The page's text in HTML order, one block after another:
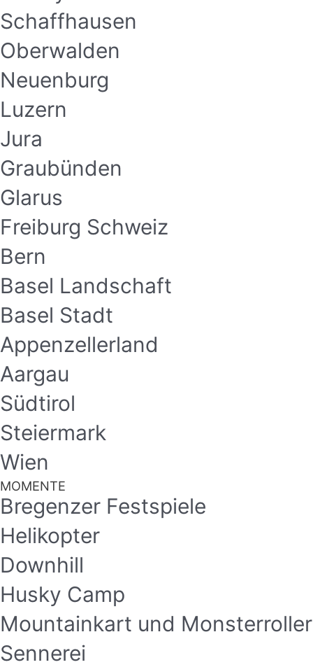
Schaffhausen
Oberwalden
Neuenburg
Luzern
Jura
Graubünden
Glarus
Freiburg Schweiz
Bern
Basel Landschaft
Basel Stadt
Appenzellerland
Aargau
Südtirol
Steiermark
Wien
MOMENTE
Bregenzer Festspiele
Helikopter
Downhill
Husky Camp
Mountainkart und Monsterroller
Sennerei